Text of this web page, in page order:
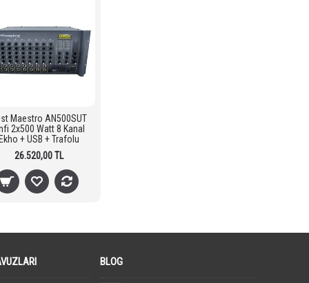
Maestro AN500SUT
2x500 Watt 8 Kanal
Ekho + USB + Trafolu
26.520,00 TL
BLOG